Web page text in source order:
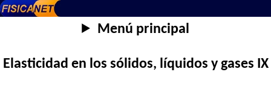
Menú principal
Elasticidad en los sólidos, líquidos y gases IX